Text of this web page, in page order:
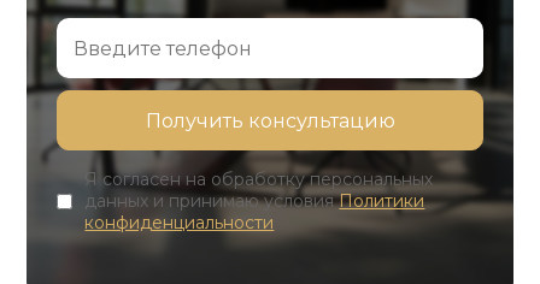
Я согласен на обработку персональных
данных и принимаю условияПолитики
конфиденциальности